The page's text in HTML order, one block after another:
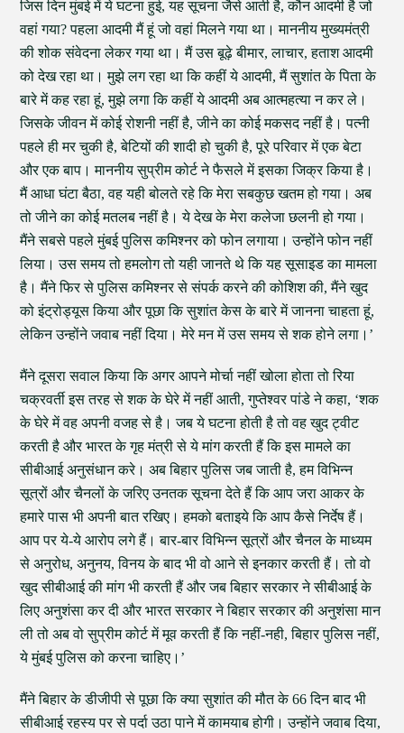
जिस दिन मुंबई में ये घटना हुई, यह सूचना जैसे आती है, कौन आदमी है जो
वहां गया? पहला आदमी मैं हूं जो वहां मिलने गया था। माननीय मुख्यमंत्री
की शोक संवेदना लेकर गया था। मैं उस बूढ़े बीमार, लाचार, हताश आदमी
को देख रहा था। मुझे लग रहा था कि कहीं ये आदमी, मैं सुशांत के पिता के
बारे में कह रहा हूं, मुझे लगा कि कहीं ये आदमी अब आत्महत्या न कर ले।
जिसके जीवन में कोई रोशनी नहीं है, जीने का कोई मकसद नहीं है। पत्नी
पहले ही मर चुकी है, बेटियों की शादी हो चुकी है, पूरे परिवार में एक बेटा
और एक बाप। माननीय सुप्रीम कोर्ट ने फैसले में इसका जिक्र किया है।
मैं आधा घंटा बैठा, वह यही बोलते रहे कि मेरा सबकुछ खतम हो गया। अब
तो जीने का कोई मतलब नहीं है। ये देख के मेरा कलेजा छलनी हो गया।
मैंने सबसे पहले मुंबई पुलिस कमिश्नर को फोन लगाया। उन्होंने फोन नहीं
लिया। उस समय तो हमलोग तो यही जानते थे कि यह सूसाइड का मामला
है। मैंने फिर से पुलिस कमिश्नर से संपर्क करने की कोशिश की, मैंने खुद
को इंट्रोड्यूस किया और पूछा कि सुशांत केस के बारे में जानना चाहता हूं,
लेकिन उन्होंने जवाब नहीं दिया। मेरे मन में उस समय से शक होने लगा।’
मैंने दूसरा सवाल किया कि अगर आपने मोर्चा नहीं खोला होता तो रिया
चक्रवर्ती इस तरह से शक के घेरे में नहीं आती, गुप्तेश्वर पांडे ने कहा, ‘शक
के घेरे में वह अपनी वजह से है। जब ये घटना होती है तो वह खुद ट्वीट
करती है और भारत के गृह मंत्री से ये मांग करती हैं कि इस मामले का
सीबीआई अनुसंधान करे। अब बिहार पुलिस जब जाती है, हम विभिन्न
सूत्रों और चैनलों के जरिए उनतक सूचना देते हैं कि आप जरा आकर के
हमारे पास भी अपनी बात रखिए। हमको बताइये कि आप कैसे निर्देष हैं।
आप पर ये-ये आरोप लगे हैं। बार-बार विभिन्न सूत्रों और चैनल के माध्यम
से अनुरोध, अनुनय, विनय के बाद भी वो आने से इनकार करती हैं। तो वो
खुद सीबीआई की मांग भी करती हैं और जब बिहार सरकार ने सीबीआई के
लिए अनुशंसा कर दी और भारत सरकार ने बिहार सरकार की अनुशंसा मान
ली तो अब वो सुप्रीम कोर्ट में मूव करती हैं कि नहीं-नही, बिहार पुलिस नहीं,
ये मुंबई पुलिस को करना चाहिए।’
मैंने बिहार के डीजीपी से पूछा कि क्या सुशांत की मौत के 66 दिन बाद भी
सीबीआई रहस्य पर से पर्दा उठा पाने में कामयाब होगी। उन्होंने जवाब दिया,